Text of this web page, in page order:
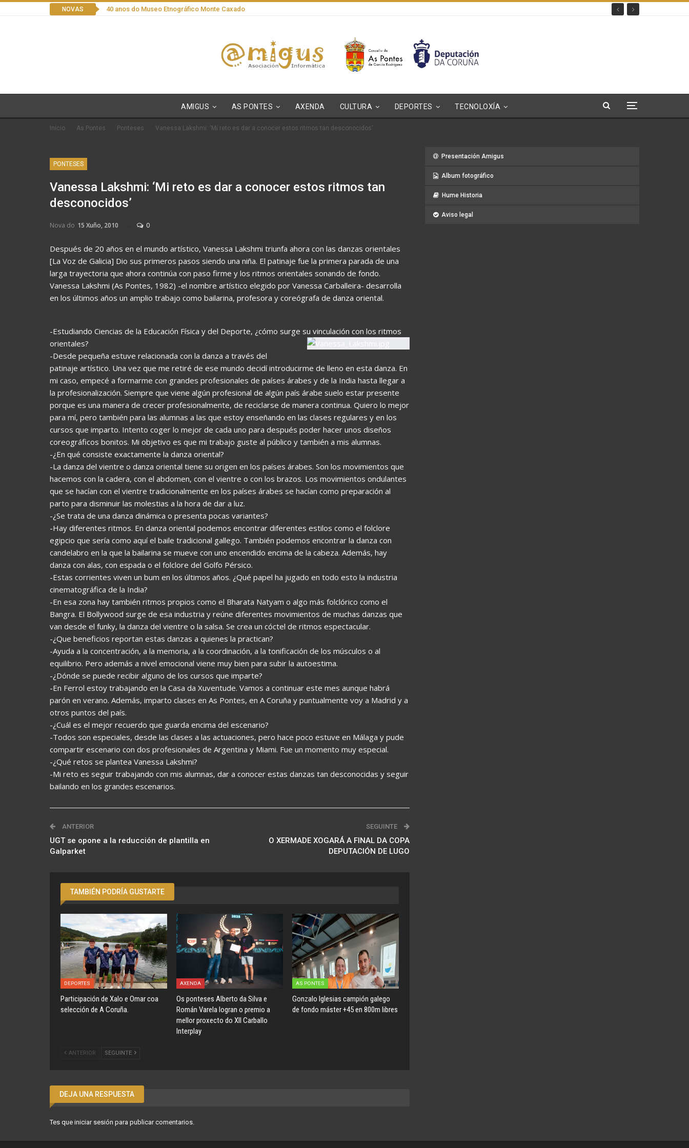
NOVAS 40 anos do Museo Etnográfico Monte Caxado
AMIGUS AS PONTES AXENDA CULTURA DEPORTES TECNOLOXÍA
Inicio As Pontes Ponteses Vanessa Lakshmi: ‘Mi reto es dar a conocer estos ritmos tan desconocidos’
PONTESES
Vanessa Lakshmi: ‘Mi reto es dar a conocer estos ritmos tan
desconocidos’
Nova do 15 Xuño, 2010 0
Después de 20 años en el mundo artístico, Vanessa Lakshmi triunfa ahora con las danzas orientales
[La Voz de Galicia] Dio sus primeros pasos siendo una niña. El patinaje fue la primera parada de una
larga trayectoria que ahora continúa con paso firme y los ritmos orientales sonando de fondo.
Vanessa Lakshmi (As Pontes, 1982) -el nombre artístico elegido por Vanessa Carballeira- desarrolla
en los últimos años un amplio trabajo como bailarina, profesora y coreógrafa de danza oriental.
-Estudiando Ciencias de la Educación Física y del Deporte, ¿cómo surge su vinculación con los ritmos
orientales?
-Desde pequeña estuve relacionada con la danza a través del
patinaje artístico. Una vez que me retiré de ese mundo decidí introducirme de lleno en esta danza. En
mi caso, empecé a formarme con grandes profesionales de países árabes y de la India hasta llegar a
la profesionalización. Siempre que viene algún profesional de algún país árabe suelo estar presente
porque es una manera de crecer profesionalmente, de reciclarse de manera continua. Quiero lo mejor
para mí, pero también para las alumnas a las que estoy enseñando en las clases regulares y en los
cursos que imparto. Intento coger lo mejor de cada uno para después poder hacer unos diseños
coreográficos bonitos. Mi objetivo es que mi trabajo guste al público y también a mis alumnas.
-¿En qué consiste exactamente la danza oriental?
-La danza del vientre o danza oriental tiene su origen en los países árabes. Son los movimientos que
hacemos con la cadera, con el abdomen, con el vientre o con los brazos. Los movimientos ondulantes
que se hacían con el vientre tradicionalmente en los países árabes se hacían como preparación al
parto para disminuir las molestias a la hora de dar a luz.
-¿Se trata de una danza dinámica o presenta pocas variantes?
-Hay diferentes ritmos. En danza oriental podemos encontrar diferentes estilos como el folclore
egipcio que sería como aquí el baile tradicional gallego. También podemos encontrar la danza con
candelabro en la que la bailarina se mueve con uno encendido encima de la cabeza. Además, hay
danza con alas, con espada o el folclore del Golfo Pérsico.
-Estas corrientes viven un bum en los últimos años. ¿Qué papel ha jugado en todo esto la industria
cinematográfica de la India?
-En esa zona hay también ritmos propios como el Bharata Natyam o algo más folclórico como el
Bangra. El Bollywood surge de esa industria y reúne diferentes movimientos de muchas danzas que
van desde el funky, la danza del vientre o la salsa. Se crea un cóctel de ritmos espectacular.
-¿Que beneficios reportan estas danzas a quienes la practican?
-Ayuda a la concentración, a la memoria, a la coordinación, a la tonificación de los músculos o al
equilibrio. Pero además a nivel emocional viene muy bien para subir la autoestima.
-¿Dónde se puede recibir alguno de los cursos que imparte?
-En Ferrol estoy trabajando en la Casa da Xuventude. Vamos a continuar este mes aunque habrá
parón en verano. Además, imparto clases en As Pontes, en A Coruña y puntualmente voy a Madrid y a
otros puntos del país.
-¿Cuál es el mejor recuerdo que guarda encima del escenario?
-Todos son especiales, desde las clases a las actuaciones, pero hace poco estuve en Málaga y pude
compartir escenario con dos profesionales de Argentina y Miami. Fue un momento muy especial.
-¿Qué retos se plantea Vanessa Lakshmi?
-Mi reto es seguir trabajando con mis alumnas, dar a conocer estas danzas tan desconocidas y seguir
bailando en los grandes escenarios.
ANTERIOR
UGT se opone a la reducción de plantilla en
Galparket
SEGUINTE
O XERMADE XOGARÁ A FINAL DA COPA
DEPUTACIÓN DE LUGO
TAMBIÉN PODRÍA GUSTARTE
DEPORTES
Participación de Xalo e Omar coa
selección de A Coruña.
AXENDA
Os ponteses Alberto da Silva e
Román Varela logran o premio a
mellor proxecto do XII Carballo
Interplay
AS PONTES
Gonzalo Iglesias campión galego
de fondo máster +45 en 800m libres
ANTERIOR SEGUINTE
DEJA UNA RESPUESTA
Tes que iniciar sesión para publicar comentarios.
Presentación Amigus
Album fotográfico
Hume Historia
Aviso legal